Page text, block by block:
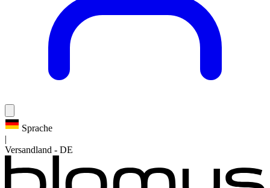
Sprache
|
Versandland - DE